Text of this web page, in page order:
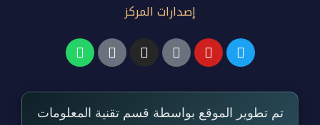
إصدارات المركز
تم تطوير الموقع بواسطة قسم تقنية المعلومات